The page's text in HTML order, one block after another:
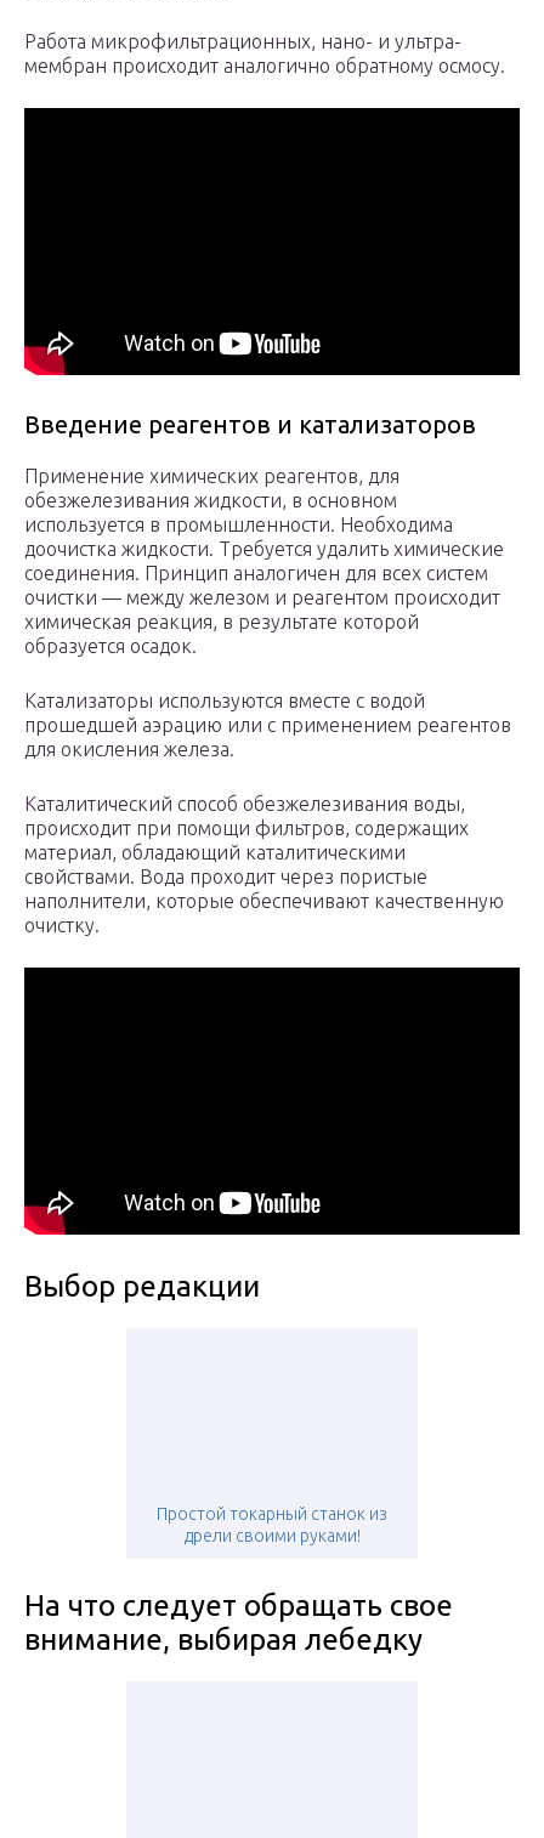
Работа микрофильтрационных, нано- и ультра-
мембран происходит аналогично обратному осмосу.
Введение реагентов и катализаторов
Применение химических реагентов, для
обезжелезивания жидкости, в основном
используется в промышленности. Необходима
доочистка жидкости. Требуется удалить химические
соединения. Принцип аналогичен для всех систем
очистки — между железом и реагентом происходит
химическая реакция, в результате которой
образуется осадок.
Катализаторы используются вместе с водой
прошедшей аэрацию или с применением реагентов
для окисления железа.
Каталитический способ обезжелезивания воды,
происходит при помощи фильтров, содержащих
материал, обладающий каталитическими
свойствами. Вода проходит через пористые
наполнители, которые обеспечивают качественную
очистку.
Выбор редакции
Простой токарный станок из
дрели своими руками!
На что следует обращать свое
внимание, выбирая лебедку